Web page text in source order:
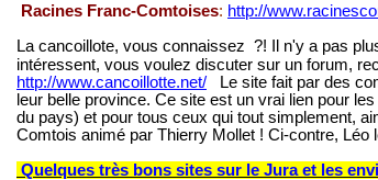
Racines Franc-Comtoises: http://
La cancoillote, vous connaissez ?! Il n'y a pas
intéressent, vous voulez discuter sur un forum,
http://www.cancoillotte.net/ Le site fait par des
leur belle province. Ce site est un vrai lien pour
du pays) et pour tous ceux qui tout simplement,
Comtois animé par Thierry Mollet ! Ci-contre, Léo
Quelques très bons sites sur le Jura et les